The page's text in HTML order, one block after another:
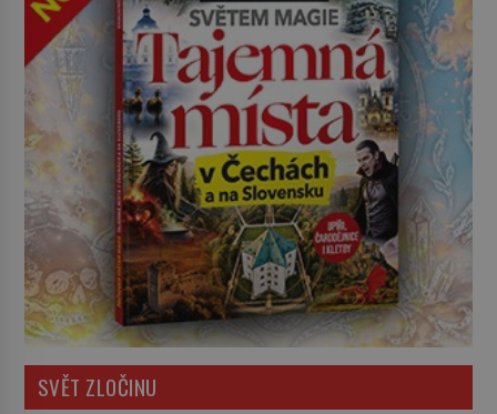
SVĚT ZLOČINU